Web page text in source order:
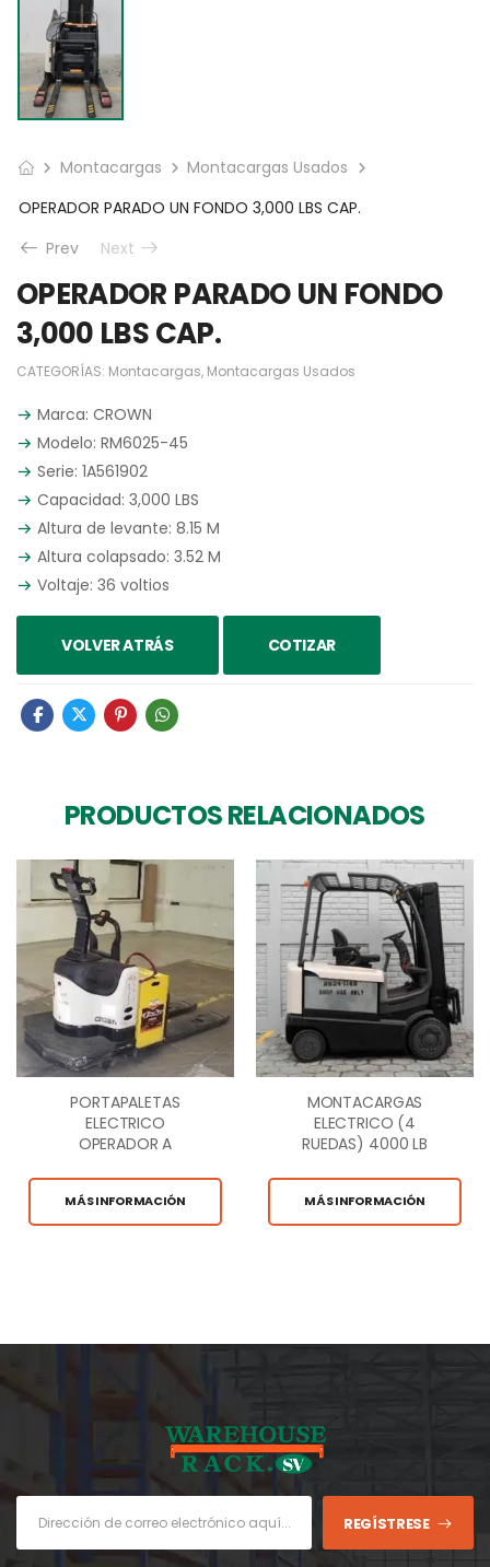
Montacargas
Montacargas Usados
OPERADOR PARADO UN FONDO 3,000 LBS CAP.
Prev
Next
OPERADOR PARADO UN FONDO
3,000 LBS CAP.
CATEGORÍAS: Montacargas, Montacargas Usados
Marca: CROWN
Modelo: RM6025-45
Serie: 1A561902
Capacidad: 3,000 LBS
Altura de levante: 8.15 M
Altura colapsado: 3.52 M
Voltaje: 36 voltios
VOLVER ATRÁS COTIZAR
PRODUCTOS RELACIONADOS
PORTAPALETAS
ELECTRICO
OPERADOR A
MÁS INFORMACIÓN
MONTACARGAS
ELECTRICO (4
RUEDAS) 4000 LB
MÁS INFORMACIÓN
REGÍSTRESE